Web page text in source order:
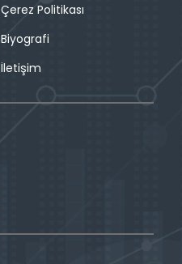
Çerez Politikası
Biyografi
İletişim